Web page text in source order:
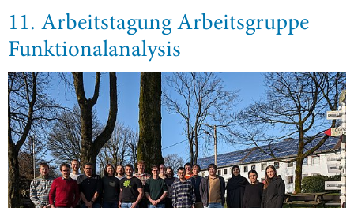
11. Arbeitstagung Arbeitsgruppe
Funktionalanalysis